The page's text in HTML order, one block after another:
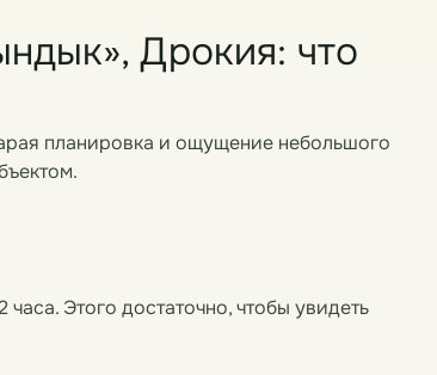
Дрокия: что
планировка и ощущение небольшого
Этого достаточно, чтобы увидеть